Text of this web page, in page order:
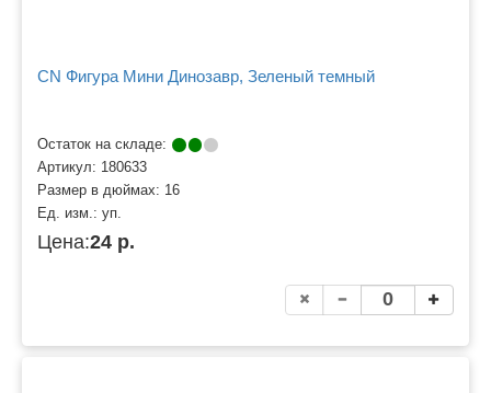
CN Фигура Мини Динозавр, Зеленый темный
Остаток на складе:
Артикул: 180633
Размер в дюймах: 16
Ед. изм.: уп.
Цена:24 р.